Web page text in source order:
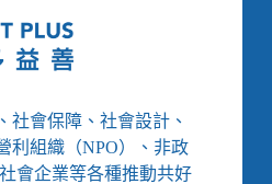
社會保障、社會設計、
利組織（NPO）、非政
會企業等各種推動共好